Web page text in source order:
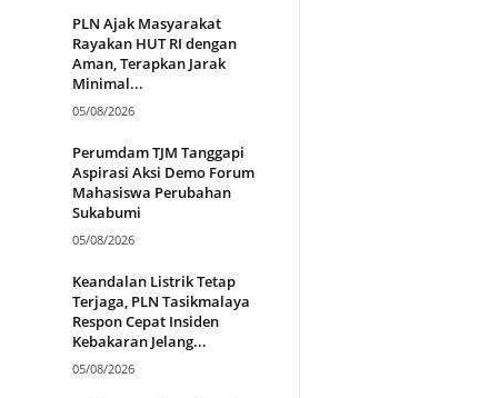
PLN Ajak Masyarakat
Rayakan HUT RI dengan
Aman, Terapkan Jarak
Minimal...
05/08/2026
Perumdam TJM Tanggapi
Aspirasi Aksi Demo Forum
Mahasiswa Perubahan
Sukabumi
05/08/2026
Keandalan Listrik Tetap
Terjaga, PLN Tasikmalaya
Respon Cepat Insiden
Kebakaran Jelang...
05/08/2026